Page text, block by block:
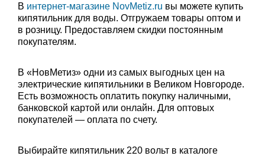
В интернет-магазине NovMetiz.ru вы можете купить
кипятильник для воды. Отгружаем товары оптом и
в розницу. Предоставляем скидки постоянным
покупателям.
В «НовМетиз» одни из самых выгодных цен на
электрические кипятильники в Великом Новгороде.
Есть возможность оплатить покупку наличными,
банковской картой или онлайн. Для оптовых
покупателей — оплата по счету.
Выбирайте кипятильник 220 вольт в каталоге